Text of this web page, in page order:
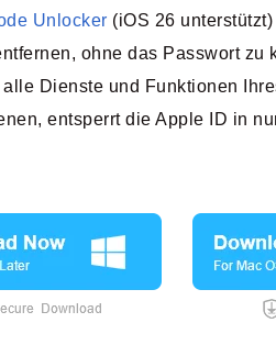
Unlocker (iOS 26
ohne das Passwort
Dienste und Funktionen
entsperrt die Apple ID in